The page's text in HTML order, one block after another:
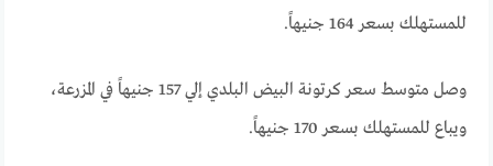
للمستهلك بسعر 164 جنيهاً.
وصل متوسط سعر كرتونة البيض البلدي إلي 157 جنيهاً في المزرعة،
ويباع للمستهلك بسعر 170 جنيهاً.